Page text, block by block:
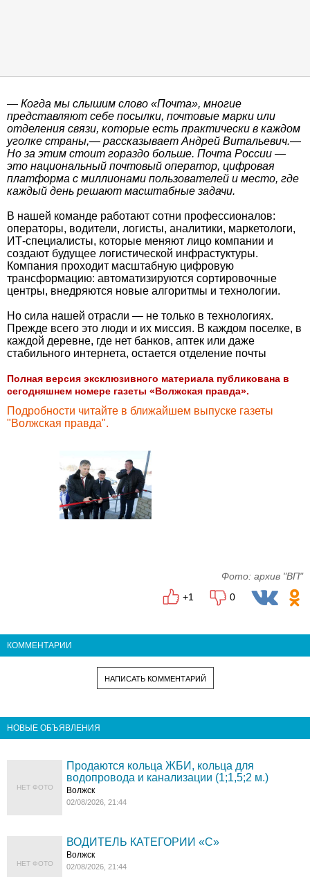
— Когда мы слышим слово «Почта», многие
представляют себе посылки, почтовые марки или
отделения связи, которые есть практически в каждом
уголке страны,— рассказывает Андрей Витальевич.—
Но за этим стоит гораздо больше. Почта России —
это национальный почтовый оператор, цифровая
платформа с миллионами пользователей и место, где
каждый день решают масштабные задачи.
В нашей команде работают сотни профессионалов:
операторы, водители, логисты, аналитики, маркетологи,
ИТ-специалисты, которые меняют лицо компании и
создают будущее логистической инфрастуктуры.
Компания проходит масштабную цифровую
трансформацию: автоматизируются сортировочные
центры, внедряются новые алгоритмы и технологии.
Но сила нашей отрасли — не только в технологиях.
Прежде всего это люди и их миссия. В каждом поселке, в
каждой деревне, где нет банков, аптек или даже
стабильного интернета, остается отделение почты
Полная версия эксклюзивного материала публикована в
сегодняшнем номере газеты «Волжская правда».
Подробности читайте в ближайшем выпуске газеты
"Волжская правда".
Фото: архив "ВП"
+1
0
КОММЕНТАРИИ
НАПИСАТЬ КОММЕНТАРИЙ
НОВЫЕ ОБЪЯВЛЕНИЯ
НЕТ ФОТО
Продаются кольца ЖБИ, кольца для
водопровода и канализации (1;1,5;2 м.)
Волжск
02/08/2026, 21:44
НЕТ ФОТО
ВОДИТЕЛЬ КАТЕГОРИИ «C»
Волжск
02/08/2026, 21:44